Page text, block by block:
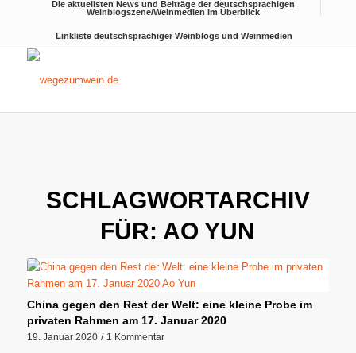
Die aktuellsten News und Beiträge der deutschsprachigen
Weinblogszene/Weinmedien im Überblick
Linkliste deutschsprachiger Weinblogs und Weinmedien
SCHLAGWORTARCHIV
FÜR: AO YUN
China gegen den Rest der Welt: eine kleine Probe im
privaten Rahmen am 17. Januar 2020
19. Januar 2020 / 1 Kommentar